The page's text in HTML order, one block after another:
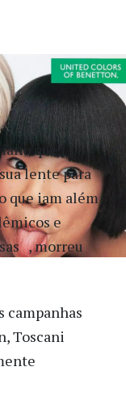
que
lente para
que iam além
e
, morreu
Toscani